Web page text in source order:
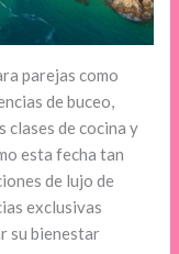
parejas como
de buceo,
clases de cocina y
esta fecha tan
de lujo de
exclusivas
su bienestar